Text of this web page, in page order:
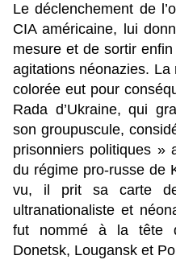
Le déclenchement de
CIA américaine, lui
mesure et de sortir
agitations néonazies.
colorée eut pour
Rada d’Ukraine, qui
son groupuscule,
prisonniers politiques »
du régime pro-russe de
vu, il prit sa carte
ultranationaliste et
fut nommé à la tête
Donetsk, Lougansk et